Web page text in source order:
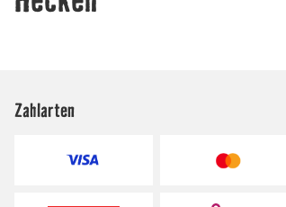
Zahlarten